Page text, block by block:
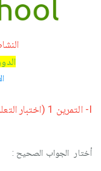
الدورة 2 الفرض 2
I- التمرين 1 (اختبار التعلمات)
أختار الجواب الصحيح :